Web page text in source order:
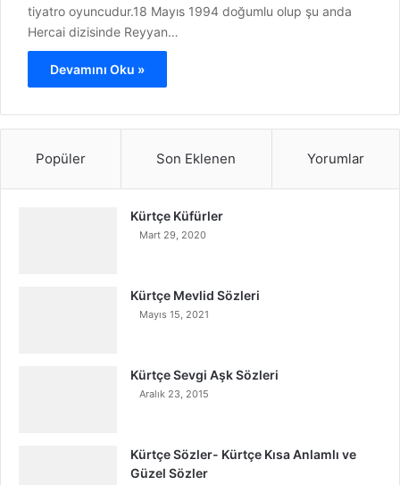
tiyatro oyuncudur.18 Mayıs 1994 doğumlu olup şu anda
Hercai dizisinde Reyyan…
Devamını Oku »
Popüler Son Eklenen Yorumlar
Kürtçe Küfürler
Mart 29, 2020
Kürtçe Mevlid Sözleri
Mayıs 15, 2021
Kürtçe Sevgi Aşk Sözleri
Aralık 23, 2015
Kürtçe Sözler- Kürtçe Kısa Anlamlı ve
Güzel Sözler